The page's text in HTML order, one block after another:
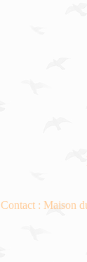
Contact : Maison